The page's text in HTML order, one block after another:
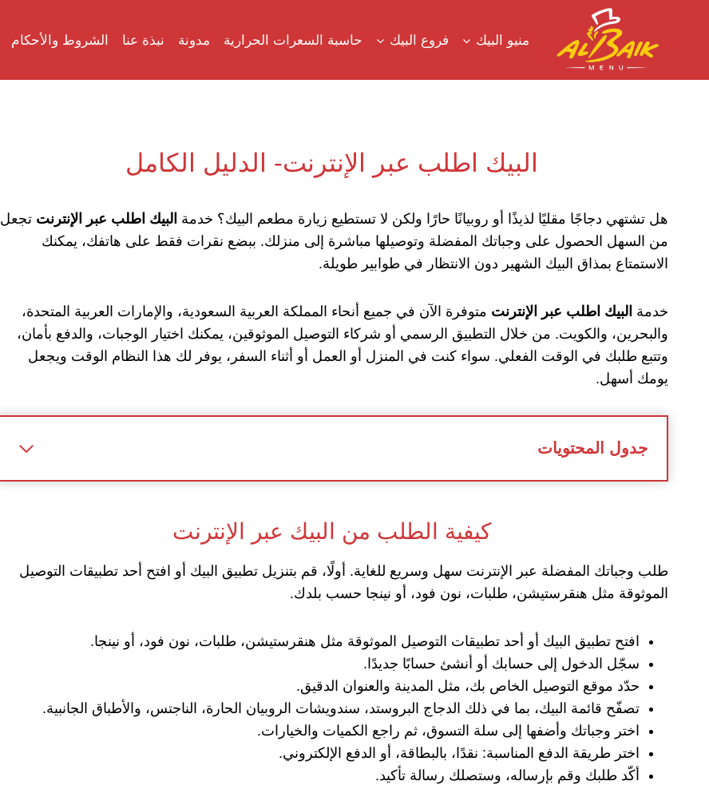
منيو البيك فروع البيك حاسبة السعرات الحرارية مدونة نبذة عنا الشروط والأحكام
البيك اطلب عبر الإنترنت- الدليل الكامل
هل تشتهي دجاجًا مقليًا لذيذًا أو روبيانًا حارًا ولكن لا تستطيع زيارة مطعم البيك؟ خدمة البيك اطلب عبر الإنترنت تجعل
من السهل الحصول على وجباتك المفضلة وتوصيلها مباشرة إلى منزلك. ببضع نقرات فقط على هاتفك، يمكنك
الاستمتاع بمذاق البيك الشهير دون الانتظار في طوابير طويلة.
خدمة البيك اطلب عبر الإنترنت متوفرة الآن في جميع أنحاء المملكة العربية السعودية، والإمارات العربية المتحدة،
والبحرين، والكويت. من خلال التطبيق الرسمي أو شركاء التوصيل الموثوقين، يمكنك اختيار الوجبات، والدفع بأمان،
وتتبع طلبك في الوقت الفعلي. سواء كنت في المنزل أو العمل أو أثناء السفر، يوفر لك هذا النظام الوقت ويجعل
يومك أسهل.
جدول المحتويات
كيفية الطلب من البيك عبر الإنترنت
طلب وجباتك المفضلة عبر الإنترنت سهل وسريع للغاية. أولًا، قم بتنزيل تطبيق البيك أو افتح أحد تطبيقات التوصيل
الموثوقة مثل هنقرستيشن، طلبات، نون فود، أو نينجا حسب بلدك.
افتح تطبيق البيك أو أحد تطبيقات التوصيل الموثوقة مثل هنقرستيشن، طلبات، نون فود، أو نينجا.
سجّل الدخول إلى حسابك أو أنشئ حسابًا جديدًا.
حدّد موقع التوصيل الخاص بك، مثل المدينة والعنوان الدقيق.
تصفّح قائمة البيك، بما في ذلك الدجاج البروستد، سندويشات الروبيان الحارة، الناجتس، والأطباق الجانبية.
اختر وجباتك وأضفها إلى سلة التسوق، ثم راجع الكميات والخيارات.
اختر طريقة الدفع المناسبة: نقدًا، بالبطاقة، أو الدفع الإلكتروني.
أكّد طلبك وقم بإرساله، وستصلك رسالة تأكيد.